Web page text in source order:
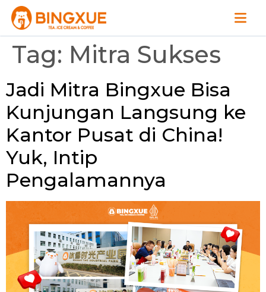
Tag: Mitra Sukses
Jadi Mitra Bingxue Bisa
Kunjungan Langsung ke
Kantor Pusat di China!
Yuk, Intip
Pengalamannya